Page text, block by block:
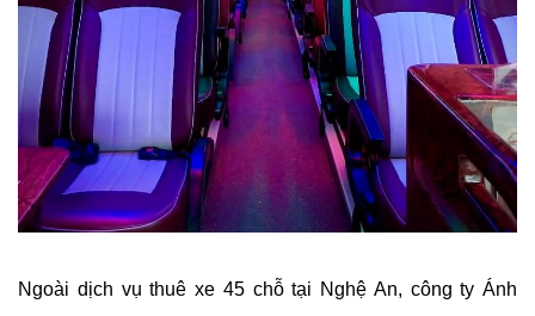
Ngoài dịch vụ thuê xe 45 chỗ tại Nghệ An, công ty Ánh